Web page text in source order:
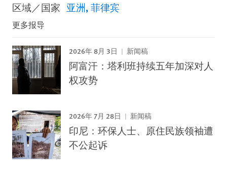
区域／国家 亚洲 菲律宾
更多报导
2026年 8月 3日 新闻稿
阿富汗：塔利班持续五年加深对人
权攻势
2026年 7月 28日 新闻稿
印尼：环保人士、原住民族领袖遭
不公起诉